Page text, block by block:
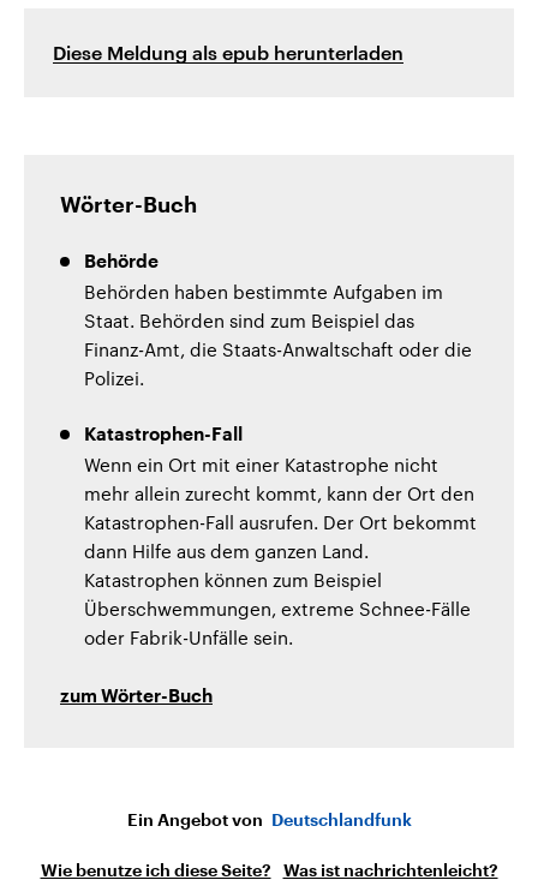
Diese Meldung als epub herunterladen
Wörter-Buch
Behörde
Behörden haben bestimmte Aufgaben im
Staat. Behörden sind zum Beispiel das
Finanz-Amt, die Staats-Anwaltschaft oder die
Polizei.
Katastrophen-Fall
Wenn ein Ort mit einer Katastrophe nicht
mehr allein zurecht kommt, kann der Ort den
Katastrophen-Fall ausrufen. Der Ort bekommt
dann Hilfe aus dem ganzen Land.
Katastrophen können zum Beispiel
Überschwemmungen, extreme Schnee-Fälle
oder Fabrik-Unfälle sein.
zum Wörter-Buch
Ein Angebot von Deutschlandfunk
Wie benutze ich diese Seite?
Was ist nachrichtenleicht?